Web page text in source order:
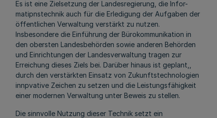
Es ist eine Zielsetzung der Landesregierung, die Infor-
matipnstechnik auch für die Erledigung der Aufgaben der
öffentlichen Verwaltung verstärkt zu nutzen.
Insbesondere die Einführung der Bürokommunikation in
den obersten Landesbehörden sowie anderen Behörden
und Einrichtungen der Landesverwaltung tragen zur
Erreichung dieses Ziels bei. Darüber hinaus ist geplant,,
durch den verstärkten Einsatz von Zukunftstechnologien
innpvative Zeichen zu setzen und die Leistungsfähigkeit
einer modernen Verwaltung unter Beweis zu stellen.
Die sinnvolle Nutzung dieser Technik setzt ein